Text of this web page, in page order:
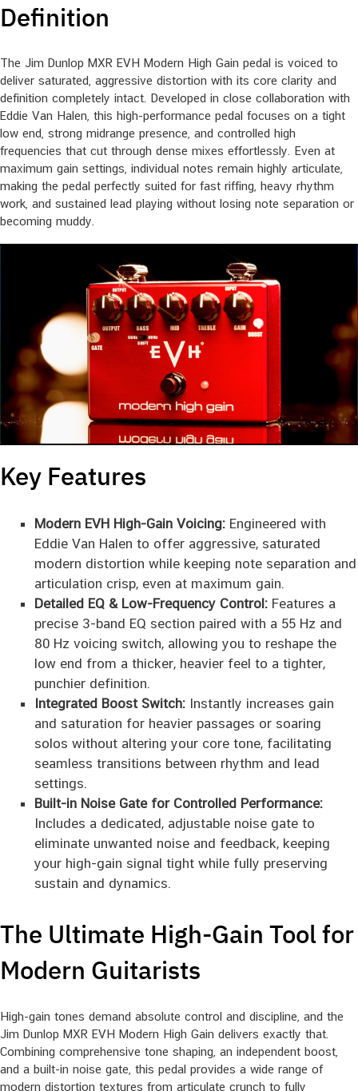
Definition
The Jim Dunlop MXR EVH Modern High Gain pedal is voiced to
deliver saturated, aggressive distortion with its core clarity and
definition completely intact. Developed in close collaboration with
Eddie Van Halen, this high-performance pedal focuses on a tight
low end, strong midrange presence, and controlled high
frequencies that cut through dense mixes effortlessly. Even at
maximum gain settings, individual notes remain highly articulate,
making the pedal perfectly suited for fast riffing, heavy rhythm
work, and sustained lead playing without losing note separation or
becoming muddy.
Key Features
Modern EVH High-Gain Voicing:Engineered with
Eddie Van Halen to offer aggressive, saturated
modern distortion while keeping note separation and
articulation crisp, even at maximum gain.
Detailed EQ & Low-Frequency Control:Features a
precise 3-band EQ section paired with a 55 Hz and
80 Hz voicing switch, allowing you to reshape the
low end from a thicker, heavier feel to a tighter,
punchier definition.
Integrated Boost Switch:Instantly increases gain
and saturation for heavier passages or soaring
solos without altering your core tone, facilitating
seamless transitions between rhythm and lead
settings.
Built-in Noise Gate for Controlled Performance:
Includes a dedicated, adjustable noise gate to
eliminate unwanted noise and feedback, keeping
your high-gain signal tight while fully preserving
sustain and dynamics.
The Ultimate High-Gain Tool for
Modern Guitarists
High-gain tones demand absolute control and discipline, and the
Jim Dunlop MXR EVH Modern High Gain delivers exactly that.
Combining comprehensive tone shaping, an independent boost,
and a built-in noise gate, this pedal provides a wide range of
modern distortion textures from articulate crunch to fully